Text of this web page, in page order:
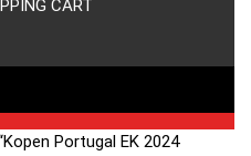
CART
Portugal EK 2024